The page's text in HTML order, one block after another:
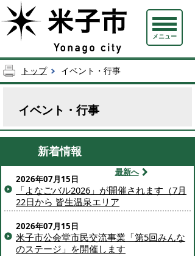
メニュー
トップ イベント・行事
イベント・行事
新着情報
最新へ
2026年07月15日
「よなごバル2026」が開催されます（7月
22日から 皆生温泉エリア
2026年07月15日
米子市公会堂市民交流事業「第5回みんな
のステージ」を開催します